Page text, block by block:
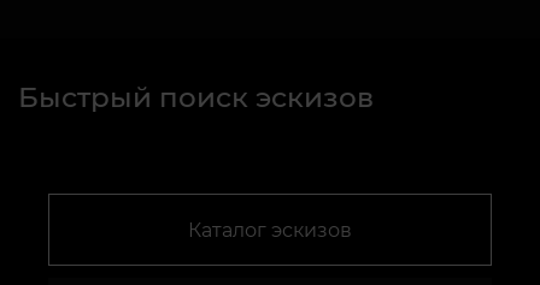
Быстрый поиск эскизов
Каталог эскизов